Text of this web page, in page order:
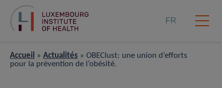
FR
Accueil » Actualités » OBEClust: une union d’efforts
pour la prévention de l’obésité.